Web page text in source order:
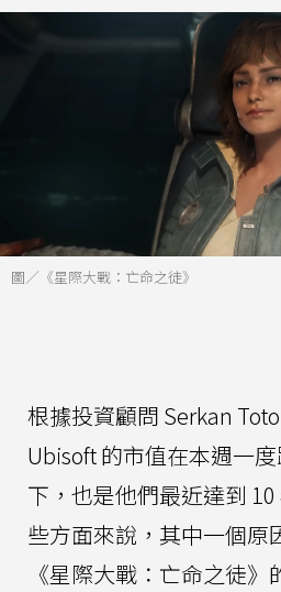
圖／《星際大戰：亡命之徒》
根據投資顧問 Serkan
Ubisoft 的市值在本週一
下，也是他們最近達到
些方面來說，其中一個原
《星際大戰：亡命之徒》